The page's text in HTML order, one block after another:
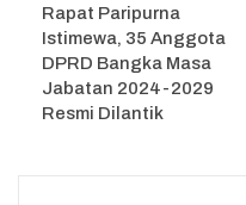
Rapat Paripurna
Istimewa, 35 Anggota
DPRD Bangka Masa
Jabatan 2024-2029
Resmi Dilantik